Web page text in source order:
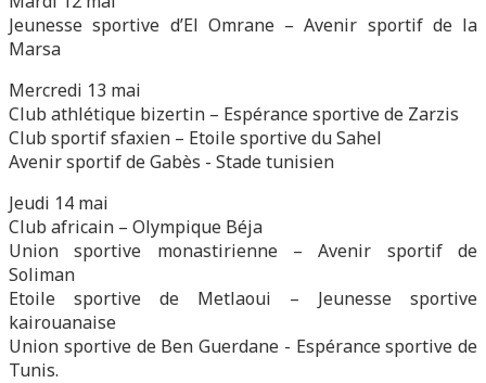
Jeunesse sportive d’El Omrane – Avenir sportif de la
Marsa
Mercredi 13 mai
Club athlétique bizertin – Espérance sportive de Zarzis
Club sportif sfaxien – Etoile sportive du Sahel
Avenir sportif de Gabès - Stade tunisien
Jeudi 14 mai
Club africain – Olympique Béja
Union sportive monastirienne – Avenir sportif de
Soliman
Etoile sportive de Metlaoui – Jeunesse sportive
kairouanaise
Union sportive de Ben Guerdane - Espérance sportive de
Tunis.